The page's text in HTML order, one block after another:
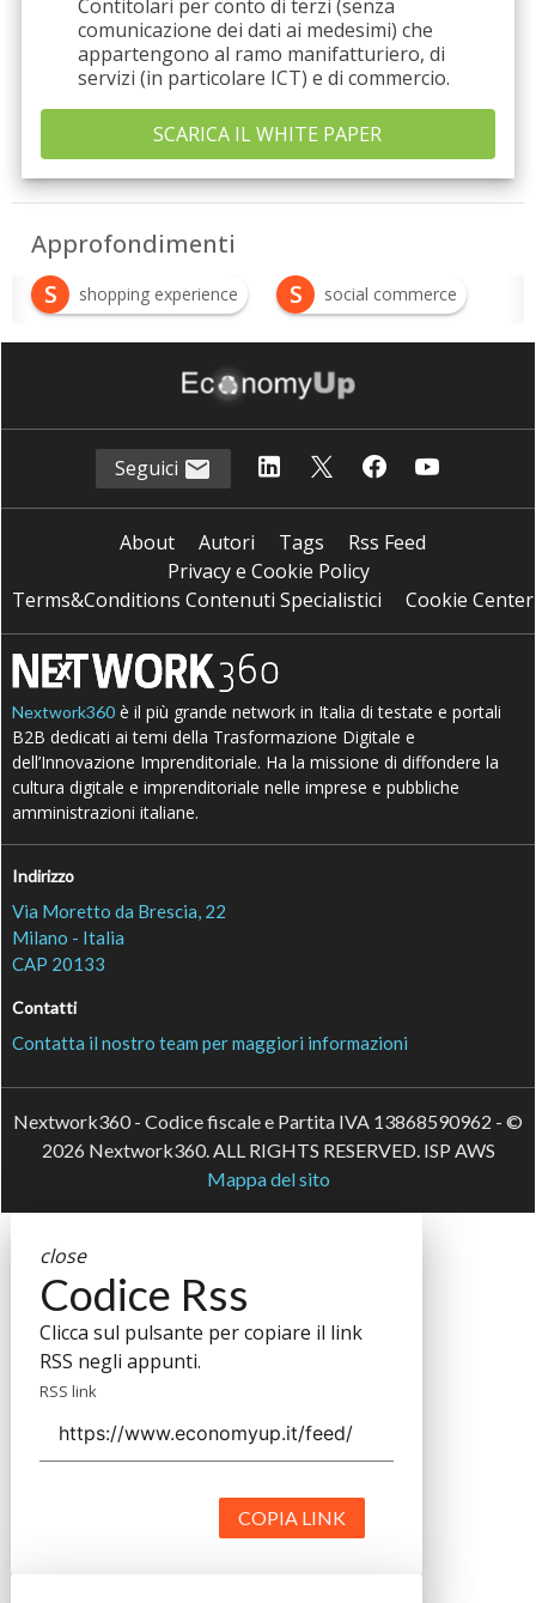
Contitolari per conto di terzi (senza
comunicazione dei dati ai medesimi) che
appartengono al ramo manifatturiero, di
servizi (in particolare ICT) e di commercio.
Approfondimenti
S
shopping experience S social commerce
Seguici
About Autori Tags
Rss Feed
Privacy e Cookie Policy
Terms&Conditions Contenuti Specialistici
Cookie Center
Nextwork360 è il più grande network in Italia di testate e portali
B2B dedicati ai temi della Trasformazione Digitale e
dell’Innovazione Imprenditoriale. Ha la missione di diffondere la
cultura digitale e imprenditoriale nelle imprese e pubbliche
amministrazioni italiane.
Indirizzo
Via Moretto da Brescia, 22
Milano - Italia
CAP 20133
Contatti
Contatta il nostro team per maggiori informazioni
Nextwork360 - Codice fiscale e Partita IVA 13868590962 - ©
2026 Nextwork360. ALL RIGHTS RESERVED. ISP AWS
Mappa del sito
close
Codice Rss
Clicca sul pulsante per copiare il link
RSS negli appunti.
RSS link
COPIA LINK